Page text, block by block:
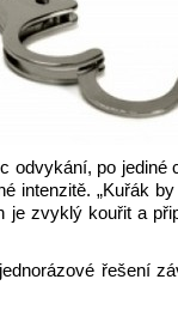
odvykání, po jediné
intenzitě. „Kuřák
je zvyklý kouřit a
řešení